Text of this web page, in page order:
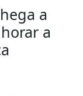
a
a